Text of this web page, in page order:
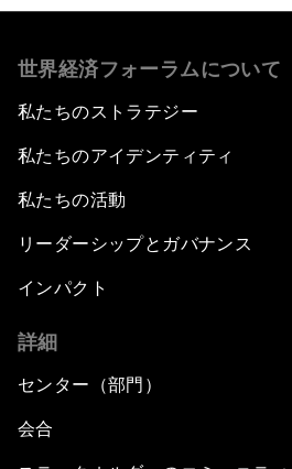
世界経済フォーラムについて
私たちのストラテジー
私たちのアイデンティティ
私たちの活動
リーダーシップとガバナンス
インパクト
詳細
センター（部門）
会合